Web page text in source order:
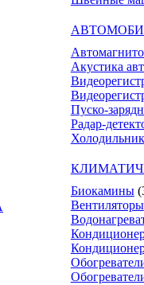
Акустика
Пуско-
Радар-
Биокамины
Вентиляторы